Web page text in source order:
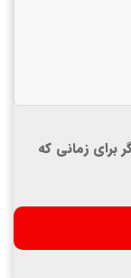
برای زمانی که